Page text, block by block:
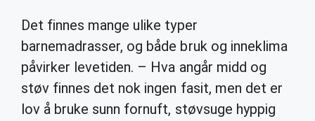
Det finnes mange ulike typer
barnemadrasser, og både bruk og inneklima
påvirker levetiden. – Hva angår midd og
støv finnes det nok ingen fasit, men det er
lov å bruke sunn fornuft, støvsuge hyppig